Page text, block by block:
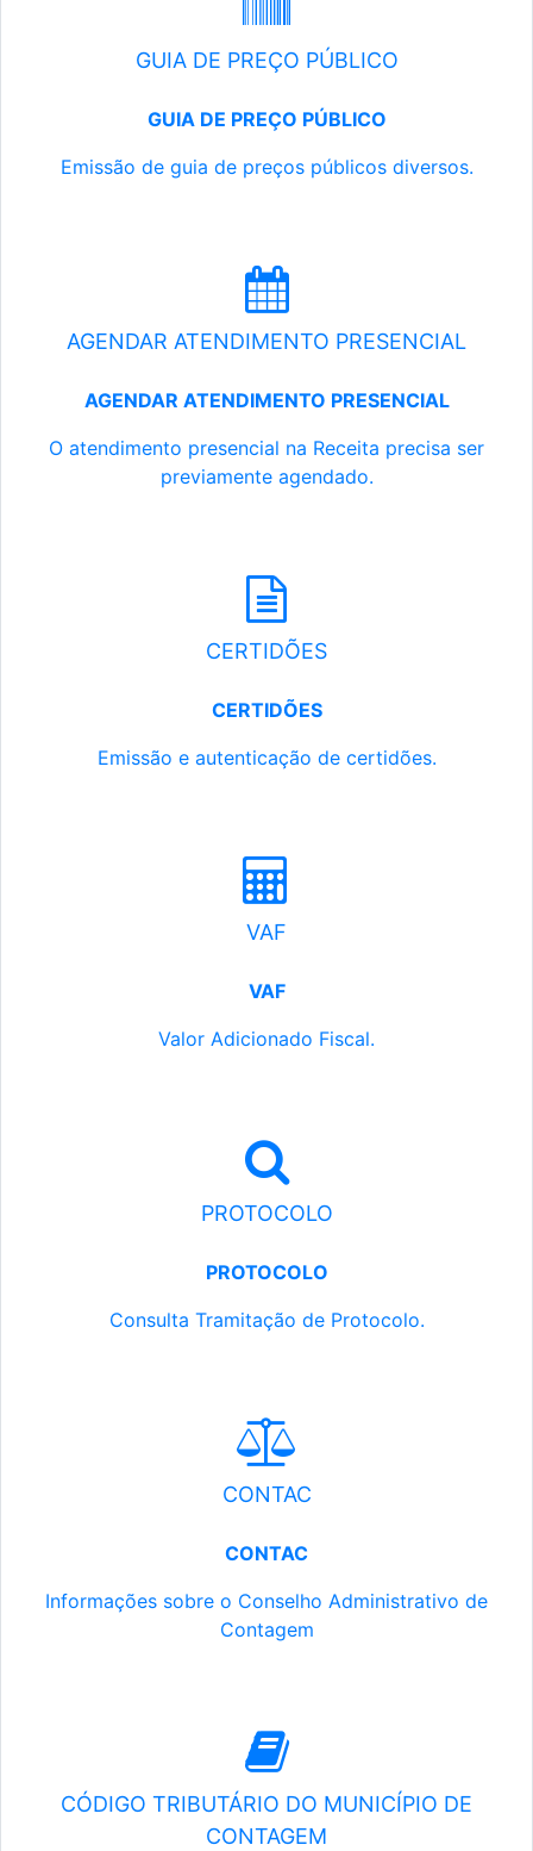
GUIA DE PREÇO PÚBLICO
GUIA DE PREÇO PÚBLICO
Emissão de guia de preços públicos diversos.
AGENDAR ATENDIMENTO PRESENCIAL
AGENDAR ATENDIMENTO PRESENCIAL
O atendimento presencial na Receita precisa ser
previamente agendado.
CERTIDÕES
CERTIDÕES
Emissão e autenticação de certidões.
VAF
VAF
Valor Adicionado Fiscal.
PROTOCOLO
PROTOCOLO
Consulta Tramitação de Protocolo.
CONTAC
CONTAC
Informações sobre o Conselho Administrativo de
Contagem
CÓDIGO TRIBUTÁRIO DO MUNICÍPIO DE
CONTAGEM